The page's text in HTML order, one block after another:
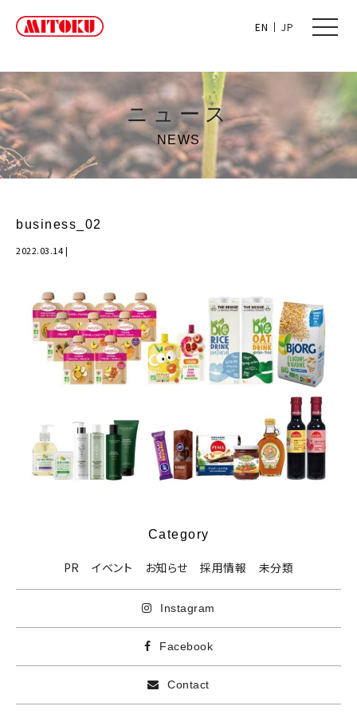
EN JP
toggle
ニュース
NEWS
business_02
2022.03.14|
Category
PR イベント お知らせ 採用情報 未分類
Instagram
Facebook
Contact